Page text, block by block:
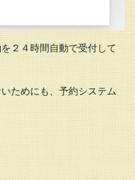
２４時間自動で受付して
ためにも、予約システム